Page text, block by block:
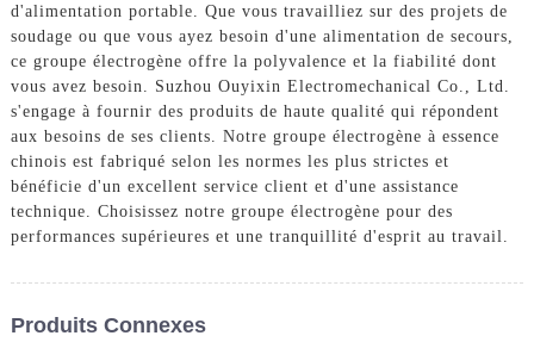
d'alimentation portable. Que vous travailliez sur des projets de
soudage ou que vous ayez besoin d'une alimentation de secours,
ce groupe électrogène offre la polyvalence et la fiabilité dont
vous avez besoin. Suzhou Ouyixin Electromechanical Co., Ltd.
s'engage à fournir des produits de haute qualité qui répondent
aux besoins de ses clients. Notre groupe électrogène à essence
chinois est fabriqué selon les normes les plus strictes et
bénéficie d'un excellent service client et d'une assistance
technique. Choisissez notre groupe électrogène pour des
performances supérieures et une tranquillité d'esprit au travail.
Produits Connexes